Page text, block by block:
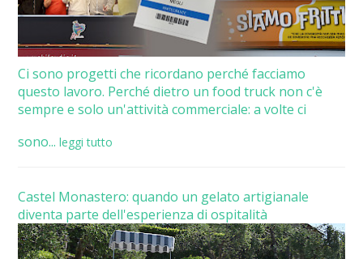
Ci sono progetti che ricordano perché facciamo
questo lavoro. Perché dietro un food truck non c'è
sempre e solo un'attività commerciale: a volte ci
sono... leggi tutto
Castel Monastero: quando un gelato artigianale
diventa parte dell'esperienza di ospitalità